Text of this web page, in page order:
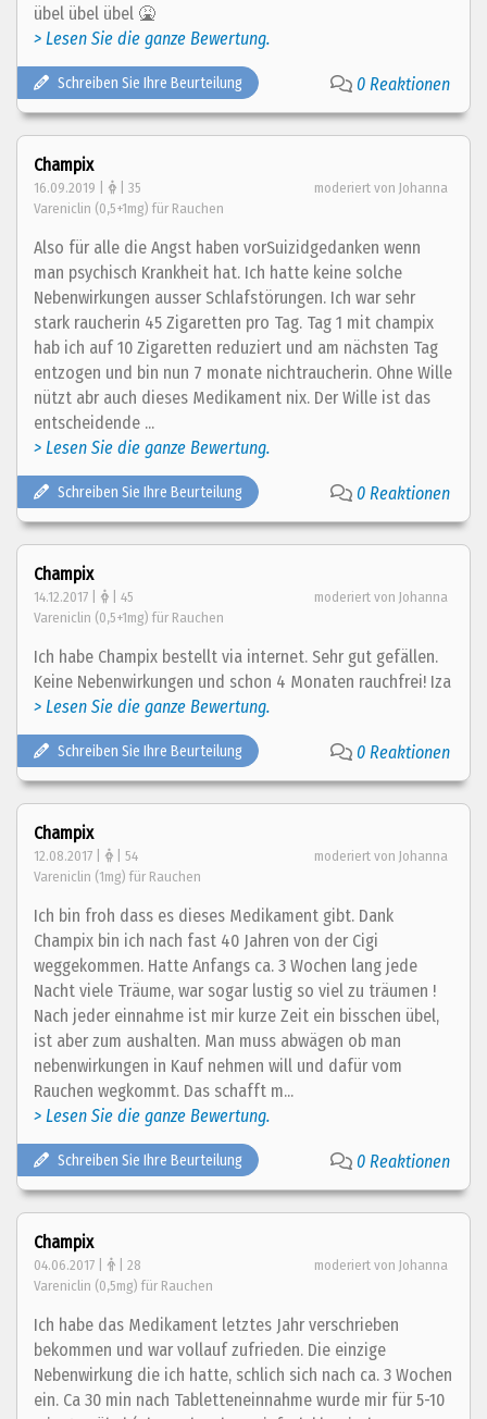
übel übel übel 🤮
> Lesen Sie die ganze Bewertung.
Schreiben Sie Ihre Beurteilung 0 Reaktionen
Champix
16.09.2019 | | 35
moderiert von Johanna
Vareniclin (0,5+1mg) für Rauchen
Also für alle die Angst haben vorSuizidgedanken wenn
man psychisch Krankheit hat. Ich hatte keine solche
Nebenwirkungen ausser Schlafstörungen. Ich war sehr
stark raucherin 45 Zigaretten pro Tag. Tag 1 mit champix
hab ich auf 10 Zigaretten reduziert und am nächsten Tag
entzogen und bin nun 7 monate nichtraucherin. Ohne Wille
nützt abr auch dieses Medikament nix. Der Wille ist das
entscheidende ...
> Lesen Sie die ganze Bewertung.
Schreiben Sie Ihre Beurteilung 0 Reaktionen
Champix
14.12.2017 | | 45
moderiert von Johanna
Vareniclin (0,5+1mg) für Rauchen
Ich habe Champix bestellt via internet. Sehr gut gefällen.
Keine Nebenwirkungen und schon 4 Monaten rauchfrei! Iza
> Lesen Sie die ganze Bewertung.
Schreiben Sie Ihre Beurteilung 0 Reaktionen
Champix
12.08.2017 | | 54
moderiert von Johanna
Vareniclin (1mg) für Rauchen
Ich bin froh dass es dieses Medikament gibt. Dank
Champix bin ich nach fast 40 Jahren von der Cigi
weggekommen. Hatte Anfangs ca. 3 Wochen lang jede
Nacht viele Träume, war sogar lustig so viel zu träumen !
Nach jeder einnahme ist mir kurze Zeit ein bisschen übel,
ist aber zum aushalten. Man muss abwägen ob man
nebenwirkungen in Kauf nehmen will und dafür vom
Rauchen wegkommt. Das schafft m...
> Lesen Sie die ganze Bewertung.
Schreiben Sie Ihre Beurteilung 0 Reaktionen
Champix
04.06.2017 | | 28
moderiert von Johanna
Vareniclin (0,5mg) für Rauchen
Ich habe das Medikament letztes Jahr verschrieben
bekommen und war vollauf zufrieden. Die einzige
Nebenwirkung die ich hatte, schlich sich nach ca. 3 Wochen
ein. Ca 30 min nach Tabletteneinnahme wurde mir für 5-10